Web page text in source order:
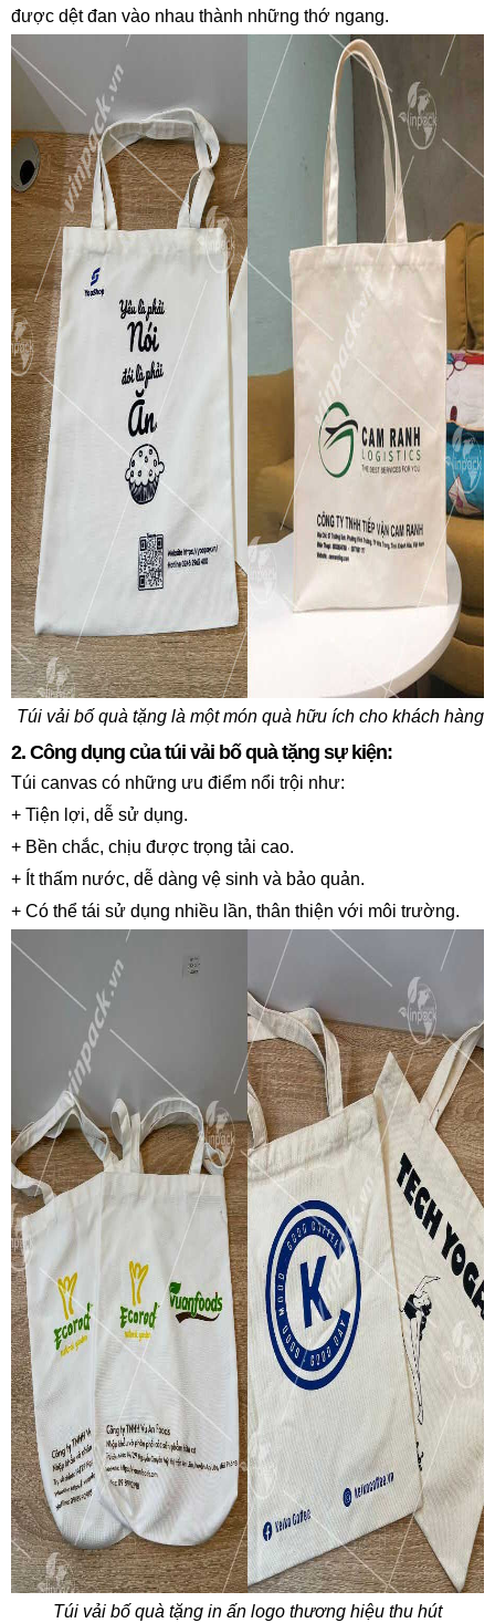
được dệt đan vào nhau thành những thớ ngang.
Túi vải bố quà tặng là một món quà hữu ích cho khách hàng
2. Công dụng của túi vải bố quà tặng sự kiện:
Túi canvas có những ưu điểm nổi trội như:
+ Tiện lợi, dễ sử dụng.
+ Bền chắc, chịu được trọng tải cao.
+ Ít thấm nước, dễ dàng vệ sinh và bảo quản.
+ Có thể tái sử dụng nhiều lần, thân thiện với môi trường.
Túi vải bố quà tặng in ấn logo thương hiệu thu hút